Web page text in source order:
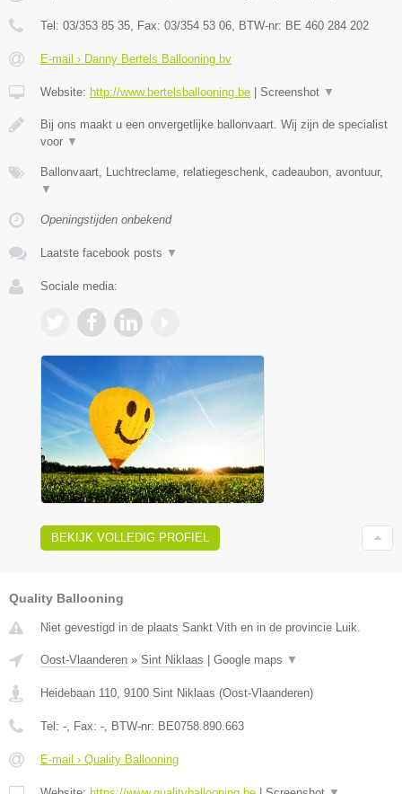
Tel: 03/353 85 35 , Fax: 03/354 53 06 , BTW-nr: BE 460 284 202
E-mail › Danny Bertels Ballooning bv
Website: http://www.bertelsballooning.be | Screenshot ▼
Bij ons maakt u een onvergetlijke ballonvaart. Wij zijn de specialist
voor ▼
Ballonvaart, Luchtreclame, relatiegeschenk, cadeaubon, avontuur,
▼
Openingstijden onbekend
Laatste facebook posts ▼
Sociale media:
BEKIJK VOLLEDIG PROFIEL
Quality Ballooning
Niet gevestigd in de plaats Sankt Vith en in de provincie Luik.
Oost-Vlaanderen » Sint Niklaas Google maps ▼
Heidebaan 110, 9100 Sint Niklaas (Oost-Vlaanderen)
Tel: -, Fax: -, BTW-nr: BE0758.890.663
E-mail › Quality Ballooning